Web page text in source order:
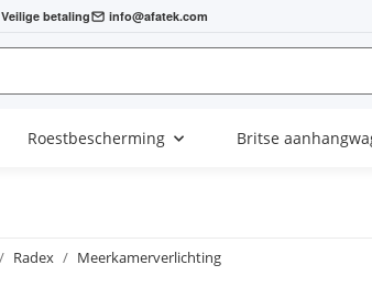
Veilige betaling info@afatek.com
Roestbescherming Britse
Radex
Meerkamerverlichting